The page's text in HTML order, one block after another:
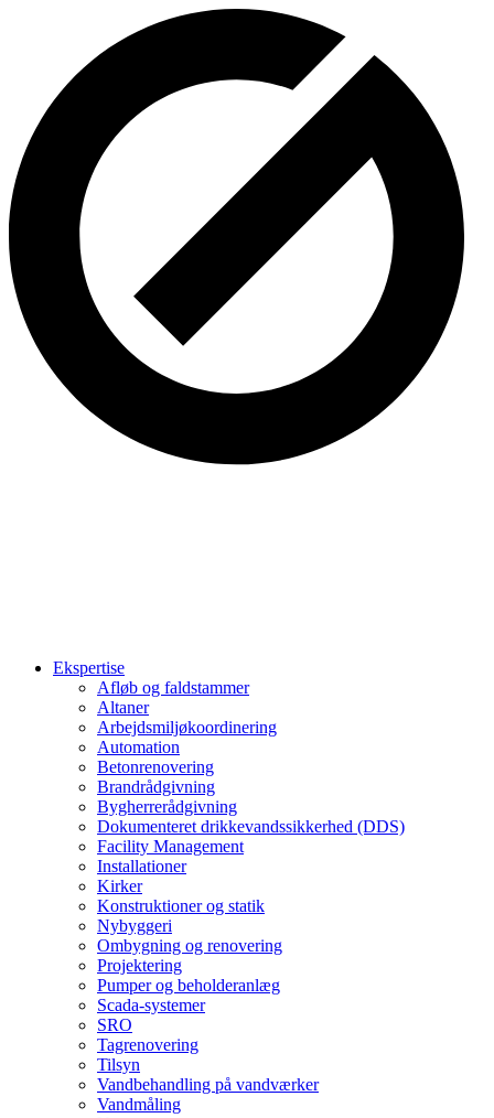
Ekspertise
Afløb og faldstammer
Altaner
Arbejdsmiljøkoordinering
Automation
Betonrenovering
Brandrådgivning
Bygherrerådgivning
Dokumenteret drikkevandssikkerhed (DDS)
Facility Management
Installationer
Kirker
Konstruktioner og statik
Nybyggeri
Ombygning og renovering
Projektering
Pumper og beholderanlæg
Scada-systemer
SRO
Tagrenovering
Tilsyn
Vandbehandling på vandværker
Vandmåling